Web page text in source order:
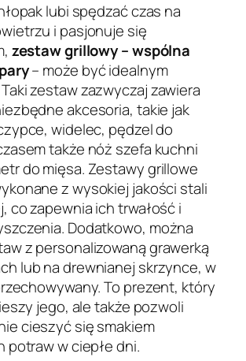
lubi spędzać czas na
i pasjonuje się
zestaw grillowy – wspólna
– może być idealnym
zestaw zazwyczaj zawiera
akcesoria, takie jak
widelec, pędzel do
także nóż szefa kuchni
do mięsa. Zestawy grillowe
z wysokiej jakości stali
co zapewnia ich trwałość i
Dodatkowo, można
z personalizowaną grawerką
lub na drewnianej skrzynce, w
To prezent, który
jego, ale także pozwoli
cieszyć się smakiem
potraw w ciepłe dni.